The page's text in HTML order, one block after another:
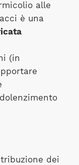
alle
è una
(in
dei